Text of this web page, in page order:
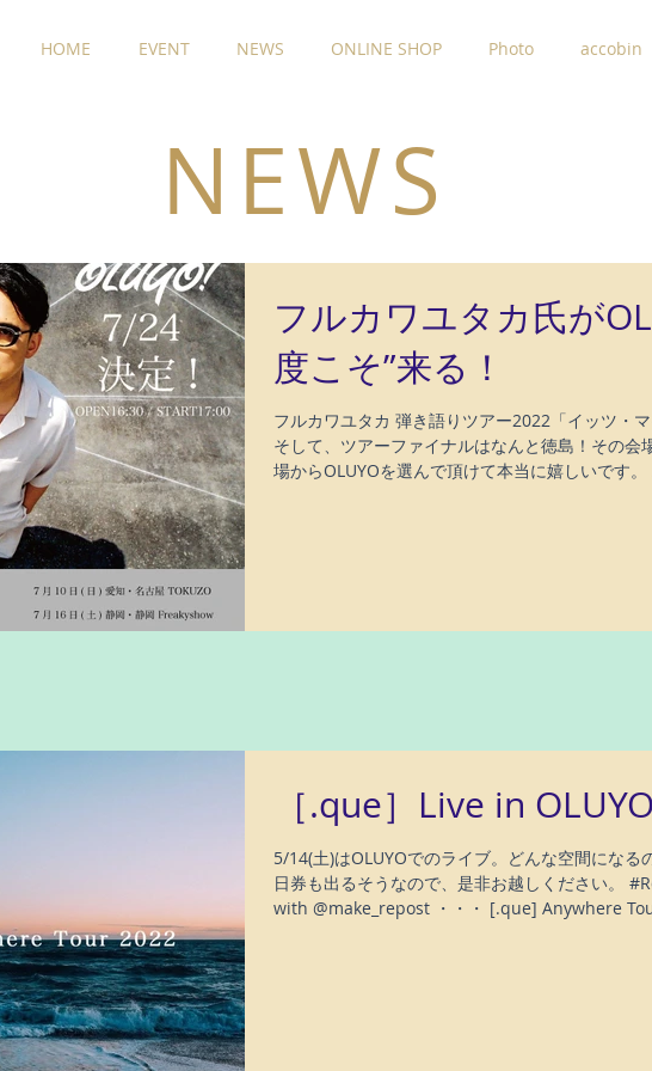
HOME EVENT NEWS ONLINE SHOP Photo accobin
​NEWS
フルカワユタカ氏が
度こそ”来る！
フルカワユタカ 弾き語りツアー2022「イッツ・マ
そして、ツアーファイナルはなんと徳島！その会
場からOLUYOを選んで頂けて本当に嬉しいです
［.que］Live in OLUYO
5/14(土)はOLUYOでのライブ。どんな空間になる
日券も出るそうなので、是非お越しください。
with @make_repost ・・・ [.que] Anywhere